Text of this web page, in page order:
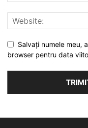
Salvați numele meu,
browser pentru data